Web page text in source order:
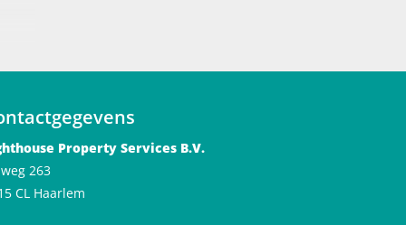
Property Services B.V.
263
CL Haarlem